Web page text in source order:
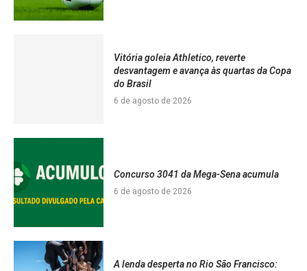
Vitória goleia Athletico, reverte
desvantagem e avança às quartas da Copa
do Brasil
6 de agosto de 2026
Concurso 3041 da Mega-Sena acumula
6 de agosto de 2026
A lenda desperta no Rio São Francisco: